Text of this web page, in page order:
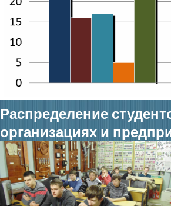
Распределение
организациях и